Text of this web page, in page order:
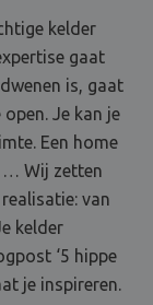
kelder
gaat
is, gaat
Je kan je
Een home
… Wij zetten
van
kelder
‘5 hippe
je inspireren.